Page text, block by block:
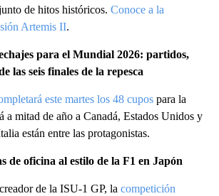
de hitos históricos. Conoce a la
Artemis II.
para el Mundial 2026: partidos,
las seis finales de la repesca
este martes los 48 cupos para la
a mitad de año a Canadá, Estados Unidos y
están entre las protagonistas.
de oficina al estilo de la F1 en Japón
de la ISU-1 GP, la competición